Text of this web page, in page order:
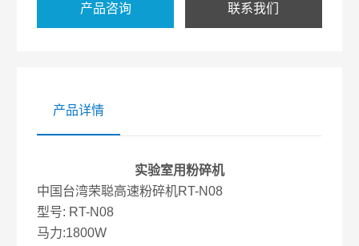
产品咨询 联系我们
产品详情
实验室用粉碎机
中国台湾荣聪高速粉碎机RT-N08
型号: RT-N08
马力:1800W